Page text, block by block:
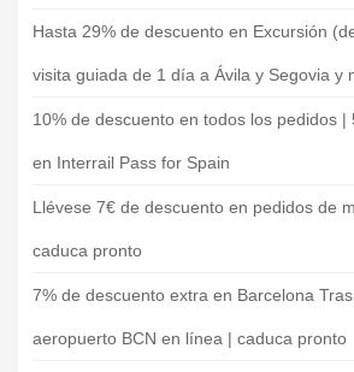
Hasta 29% de descuento en Excursión
visita guiada de 1 día a Ávila y Segovia y
10% de descuento en todos los pedidos |
en Interrail Pass for Spain
Llévese 7€ de descuento en pedidos de
caduca pronto
7% de descuento extra en Barcelona
aeropuerto BCN en línea | caduca pronto